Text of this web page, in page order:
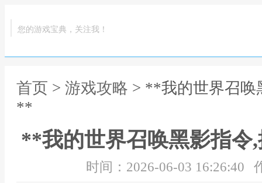
您的游戏宝典，关注我！
首页 > 游戏攻略 > **我的世界召唤
**
**我的世界召唤黑影指
时间：2026-06-03 16:26:40